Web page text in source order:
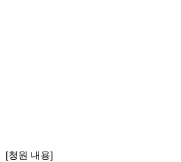
[청원 내용]